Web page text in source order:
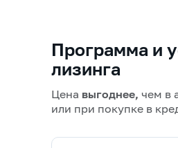
Программа и
лизинга
Цена выгоднее, чем в
или при покупке в